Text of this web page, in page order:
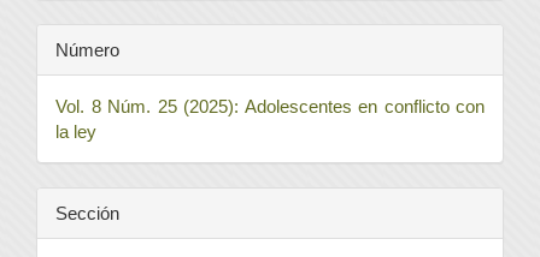
Número
Vol. 8 Núm. 25 (2025): Adolescentes en conflicto con
la ley
Sección